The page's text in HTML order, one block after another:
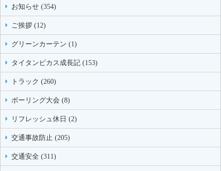
お知らせ (354)
ご挨拶 (12)
グリーンカーテン (1)
タイタンビカス成長記 (153)
トラック (260)
ボーリング大会 (8)
リフレッシュ休日 (2)
交通事故防止 (205)
交通安全 (311)